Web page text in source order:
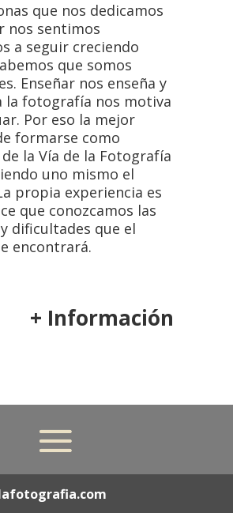
que nos dedicamos
nos sentimos
a seguir creciendo
que somos
Enseñar nos enseña y
la fotografía nos motiva
Por eso la mejor
formarse como
la Vía de la Fotografía
uno mismo el
propia experiencia es
que conozcamos las
dificultades que el
encontrará.
+ Información